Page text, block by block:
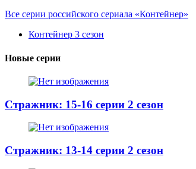
Все серии российского сериала «Контейнер»
Контейнер 3 сезон
Новые серии
Стражник: 15-16 серии 2 сезон
Стражник: 13-14 серии 2 сезон